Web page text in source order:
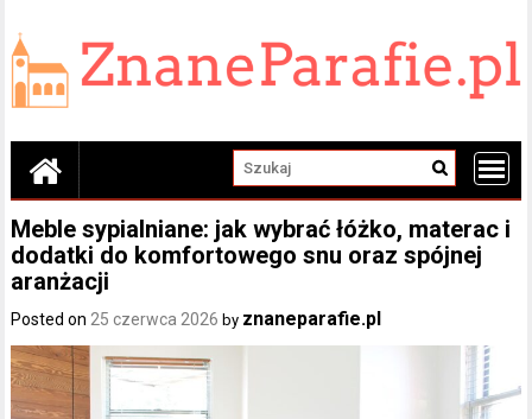
content
Meble sypialniane: jak wybrać łóżko, materac i
dodatki do komfortowego snu oraz spójnej
aranżacji
Posted on 25 czerwca 2026 by znaneparafie.pl